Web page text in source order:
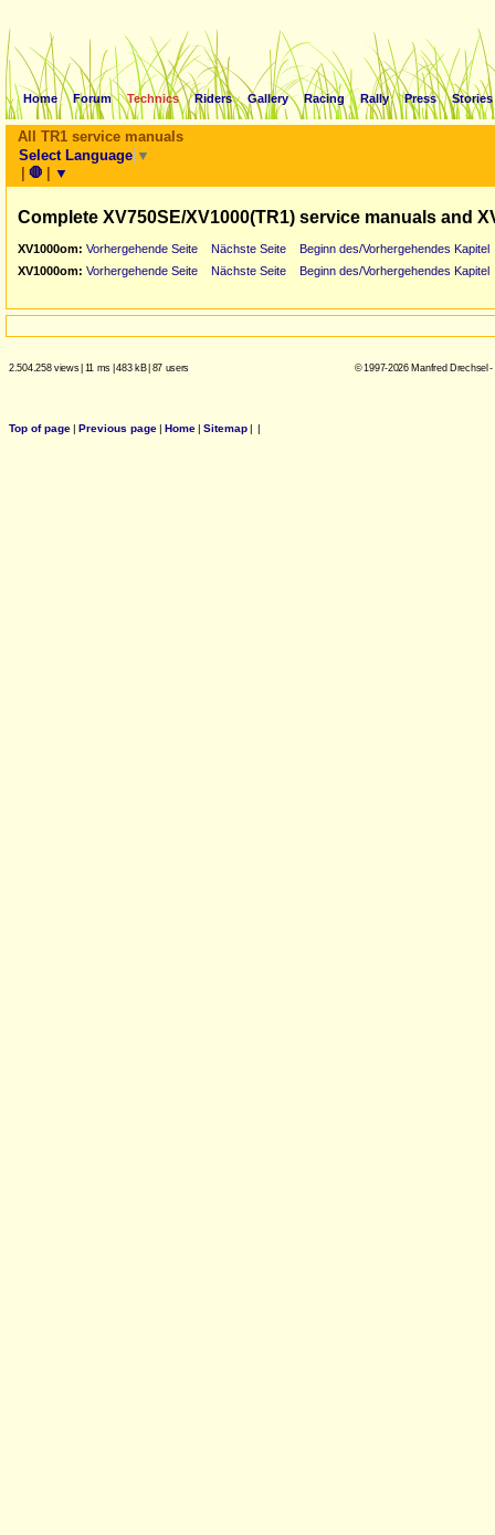
Home Forum Technics Riders Gallery Racing Rally Press Stories
All TR1 service manuals
Select Language ▼
| 🛑 | ▼
Complete XV750SE/XV1000(TR1) service manuals and
XV1000om: Vorhergehende Seite Nächste Seite
Beginn des/Vorhergehendes Kapitel
XV1000om: Vorhergehende Seite Nächste Seite Beginn des/Vorhergehendes Kapitel
2.504.258 views| 11 ms |483 kB| 87 users © 1997-2026 Manfred Drechsel
Top of page| Previous page| Home| Sitemap| |